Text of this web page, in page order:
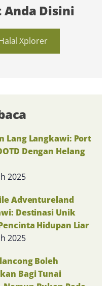
Lang Langkawi: Port
Dengan Helang
2025
Adventureland
Destinasi Unik
Hidupan Liar
2025
Boleh
Bagi Tunai
Disini
Xplorer